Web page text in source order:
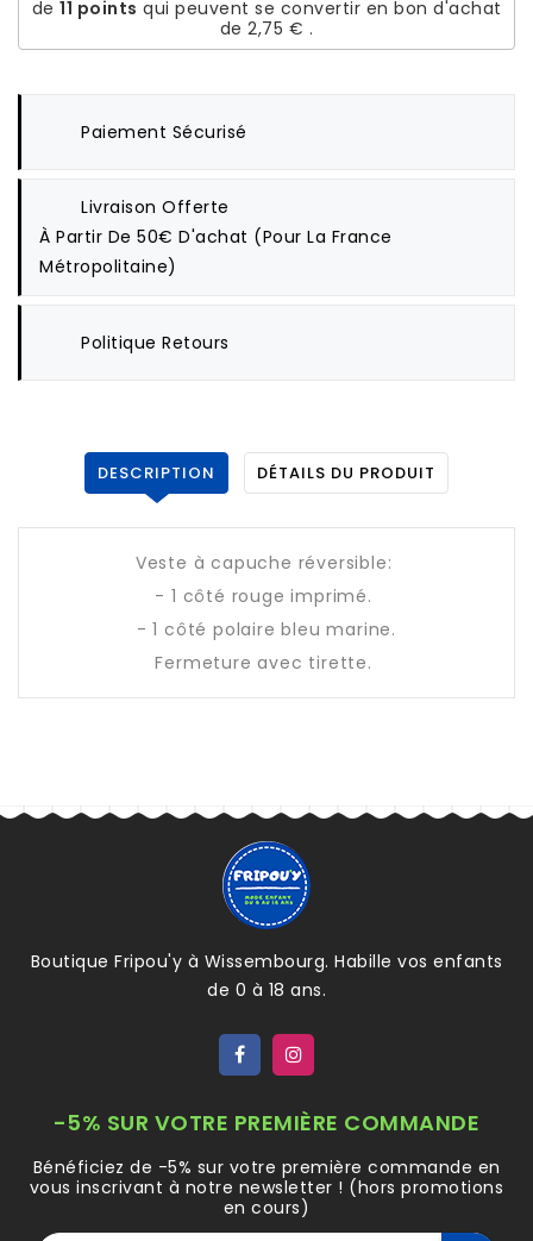
de 11 points qui peuvent se convertir en bon d'achat
de2,75 € .
Paiement Sécurisé
Livraison Offerte
À Partir De 50€ D'achat (pour La France
Métropolitaine)
Politique Retours
DESCRIPTION DÉTAILS DU PRODUIT
Veste à capuche réversible:
- 1 côté rouge imprimé.
- 1 côté polaire bleu marine.
Fermeture avec tirette.
Boutique Fripou'y à Wissembourg. Habille vos enfants
de 0 à 18 ans.
-5% SUR VOTRE PREMIÈRE COMMANDE
Bénéficiez de -5% sur votre première commande en
vous inscrivant à notre newsletter ! (hors promotions
en cours)